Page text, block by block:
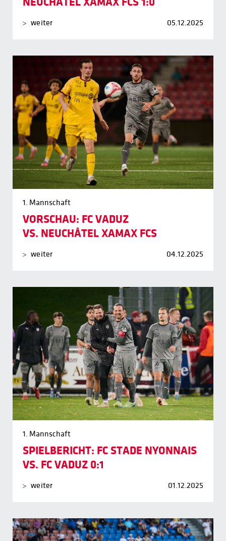
weiter 05.12.2025
1. Mannschaft
VORSCHAU: FC VADUZ
VS. NEUCHÂTEL XAMAX FCS
weiter 04.12.2025
1. Mannschaft
SPIELBERICHT: FC STADE NYONNAIS
VS. FC VADUZ 0:1
weiter 01.12.2025